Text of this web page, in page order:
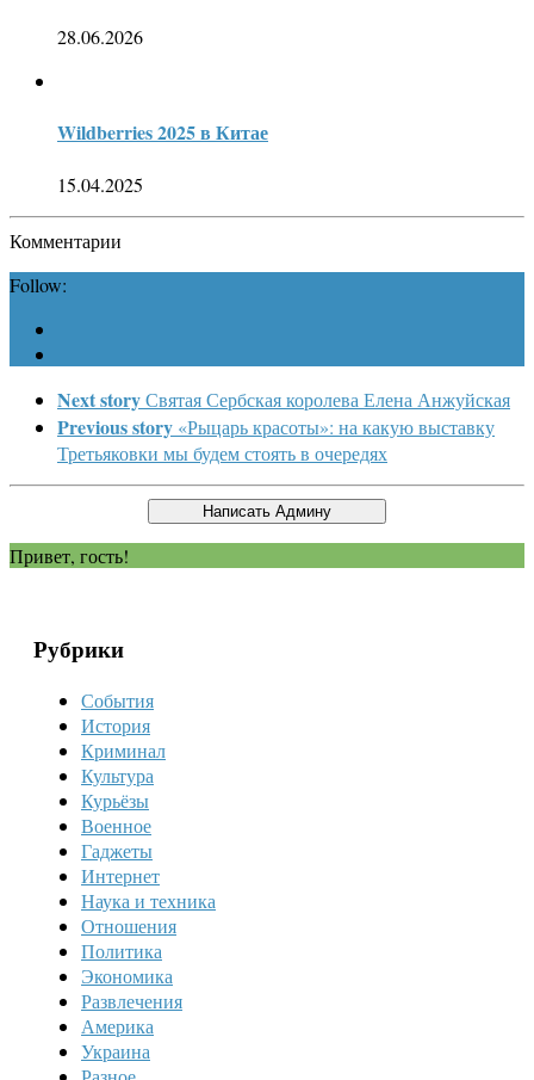
28.06.2026
Wildberries 2025 в Китае
15.04.2025
Комментарии
Follow:
Next storyСвятая Сербская королева Елена Анжуйская
Previous story «Рыцарь красоты»: на какую выставку
Третьяковки мы будем стоять в очередях
Привет, гость!
Рубрики
События
История
Криминал
Культура
Курьёзы
Военное
Гаджеты
Интернет
Наука и техника
Отношения
Политика
Экономика
Развлечения
Америка
Украина